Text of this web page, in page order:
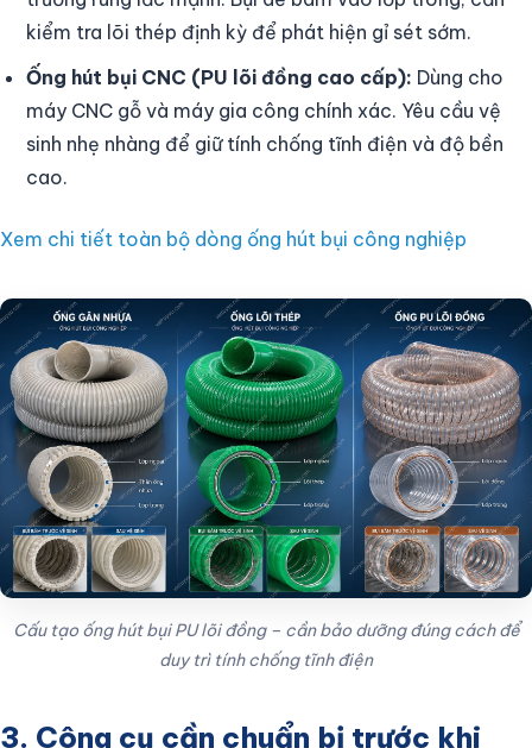
kiểm tra lõi thép định kỳ để phát hiện gỉ sét sớm.
Ống hút bụi CNC (PU lõi đồng cao cấp): Dùng cho
máy CNC gỗ và máy gia công chính xác. Yêu cầu vệ
sinh nhẹ nhàng để giữ tính chống tĩnh điện và độ bền
cao.
Xem chi tiết toàn bộ dòng ống hút bụi công nghiệp
Cấu tạo ống hút bụi PU lõi đồng – cần bảo dưỡng đúng cách để
duy trì tính chống tĩnh điện
3. Công cụ cần chuẩn bị trước khi